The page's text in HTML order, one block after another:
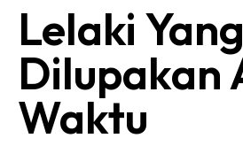
Lelaki Yang
Dilupakan
Waktu